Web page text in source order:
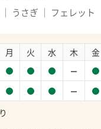
うさぎ フェレット
月 火 水 木 金